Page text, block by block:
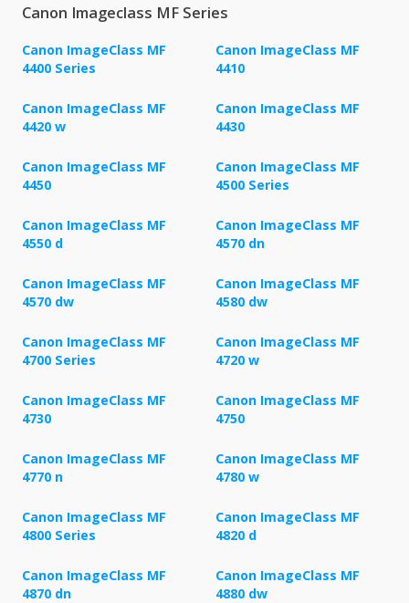
Canon Imageclass MF Series
Canon ImageClass MF
4400 Series
Canon ImageClass MF
4410
Canon ImageClass MF
4420 w
Canon ImageClass MF
4430
Canon ImageClass MF
4450
Canon ImageClass MF
4500 Series
Canon ImageClass MF
4550 d
Canon ImageClass MF
4570 dn
Canon ImageClass MF
4570 dw
Canon ImageClass MF
4580 dw
Canon ImageClass MF
4700 Series
Canon ImageClass MF
4720 w
Canon ImageClass MF
4730
Canon ImageClass MF
4750
Canon ImageClass MF
4770 n
Canon ImageClass MF
4780 w
Canon ImageClass MF
4800 Series
Canon ImageClass MF
4820 d
Canon ImageClass MF
4870 dn
Canon ImageClass MF
4880 dw